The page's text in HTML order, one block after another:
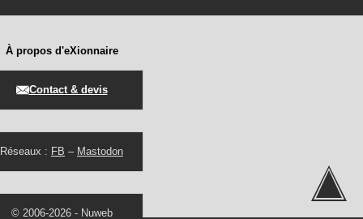
À propos d'eXionnaire
Contact & devis
Réseaux : FB – Mastodon
© 2006-2026 - Nuweb